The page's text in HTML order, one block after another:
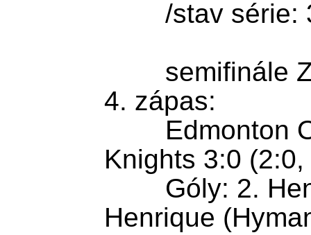
4. zápas:
Knights 3:0
Henrique